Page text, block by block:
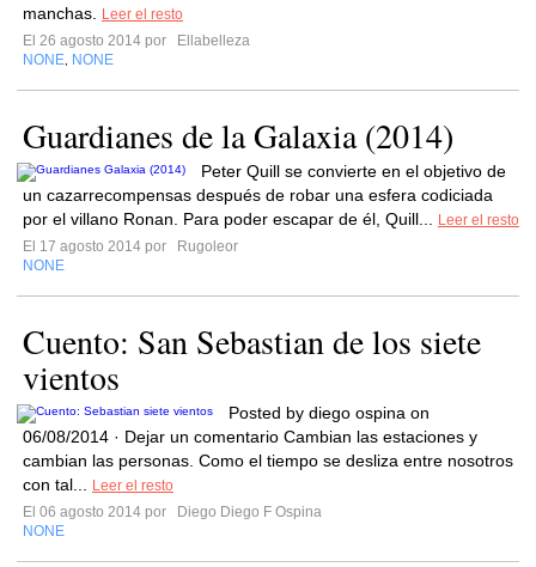
manchas.
Leer el resto
El 26 agosto 2014 por
Ellabelleza
NONE NONE
Guardianes de la Galaxia (2014)
Peter Quill se convierte en el objetivo de
un cazarrecompensas después de robar una esfera codiciada
por el villano Ronan. Para poder escapar de él, Quill...
Leer el resto
El 17 agosto 2014 por
Rugoleor
NONE
Cuento: San Sebastian de los siete
vientos
Posted by diego ospina on
06/08/2014 · Dejar un comentario Cambian las estaciones y
cambian las personas. Como el tiempo se desliza entre nosotros
con tal...
Leer el resto
El 06 agosto 2014 por
Diego Diego F Ospina
NONE